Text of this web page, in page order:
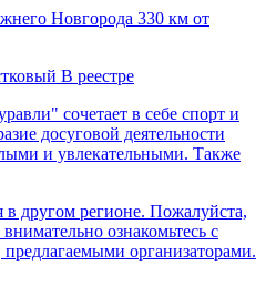
Новгорода 330 км от
В реестре
сочетает в себе спорт и
досуговой деятельности
и увлекательными. Также
в другом регионе. Пожалуйста,
ознакомьтесь с
организаторами.